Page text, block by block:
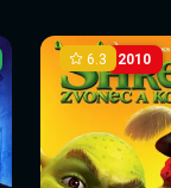
2010
6.3